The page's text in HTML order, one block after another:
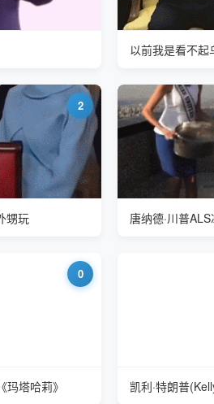
以前我是看不起
2
甥玩 唐纳德·川普
0
塔哈莉》 凯利·特朗普